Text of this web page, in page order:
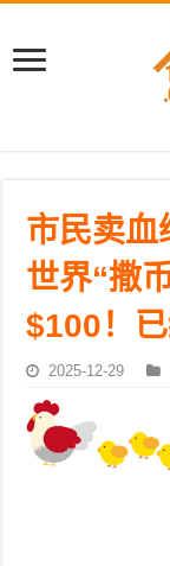
市民卖血
世界“撒
$100！
2025-12-29